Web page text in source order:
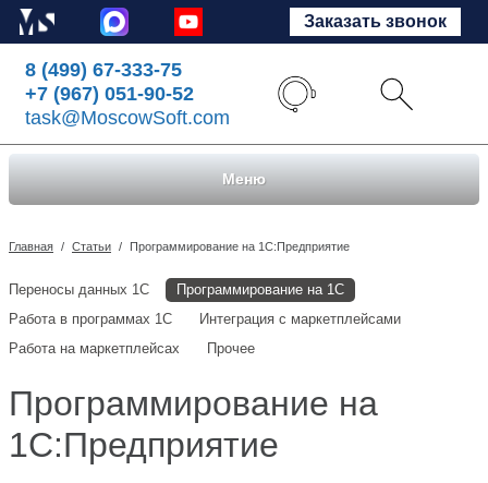
Заказать звонок
8 (499) 67-333-75
+7 (967) 051-90-52
task@MoscowSoft.com
Меню
Главная / Статьи / Программирование на 1С:Предприятие
Переносы данных 1С
Программирование на 1С
Работа в программах 1С
Интеграция с маркетплейсами
Работа на маркетплейсах
Прочее
Программирование на
1С:Предприятие